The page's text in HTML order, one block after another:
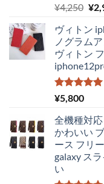
5段階中
5.00
の評価
¥4,250 元
価
格
は
で
¥
ヴィトン
ノグラム
ヴィトン
5段階中
5.00
¥5,800
全機種対
かわいい
ース フリ
galaxy ス
い